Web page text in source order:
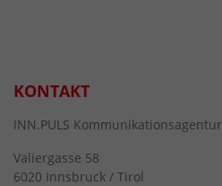
KONTAKT
INN.PULS Kommunikationsagentur
Valiergasse 58
6020 Innsbruck / Tirol